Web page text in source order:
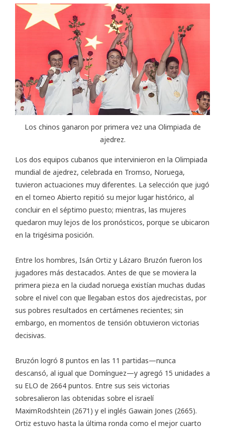
Los chinos ganaron por primera vez una Olimpiada de
ajedrez.
Los dos equipos cubanos que intervinieron en la Olimpiada
mundial de ajedrez, celebrada en Tromso, Noruega,
tuvieron actuaciones muy diferentes. La selección que jugó
en el torneo Abierto repitió su mejor lugar histórico, al
concluir en el séptimo puesto; mientras, las mujeres
quedaron muy lejos de los pronósticos, porque se ubicaron
en la trigésima posición.
Entre los hombres, Isán Ortiz y Lázaro Bruzón fueron los
jugadores más destacados. Antes de que se moviera la
primera pieza en la ciudad noruega existían muchas dudas
sobre el nivel con que llegaban estos dos ajedrecistas, por
sus pobres resultados en certámenes recientes; sin
embargo, en momentos de tensión obtuvieron victorias
decisivas.
Bruzón logró 8 puntos en las 11 partidas—nunca
descansó, al igual que Domínguez—y agregó 15 unidades a
su ELO de 2664 puntos. Entre sus seis victorias
sobresalieron las obtenidas sobre el israelí
MaximRodshtein (2671) y el inglés Gawain Jones (2665).
Ortiz estuvo hasta la última ronda como el mejor cuarto